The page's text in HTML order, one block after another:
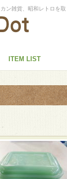
ン雑貨、昭和レトロを
ITEM LIST